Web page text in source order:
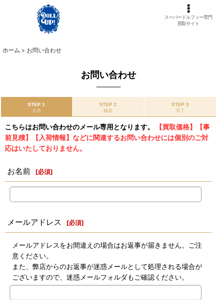
スーパードルフィー専門
買取サイト
ホーム > お問い合わせ
お問い合わせ
STEP 1
入力
STEP 2
確認
STEP 3
完了
こちらはお問い合わせのメール専用となります。
【買取価格】【事
前見積】【入荷情報】などに関連するお問い合わせには個別のご対
応はいたしておりません。
お名前 [必須]
メールアドレス [必須]
メールアドレスをお間違えの場合はお返事が届きません。ご注
意ください。
また、弊店からのお返事が迷惑メールとして処理される場合が
ございますので、迷惑メールフォルダもご確認ください。